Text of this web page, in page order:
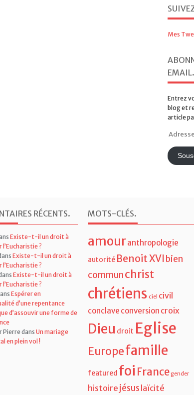
EMAIL.
Entrez
blog et
e-
mail
RÉCENTS.
Existe-t-il un droit à
?
Existe-t-il un droit à
l’Eucharistie ?
Existe-t-il un droit à
?
Espérer en
d’une repentance
d’assouvir une forme de
PierredansUn mariage
MOTS-CLÉS.
amour anthropologie
Benoit XVI
commun
chrétiens ciel
conclave conversion
Eglise
Europe famille
featured foi France